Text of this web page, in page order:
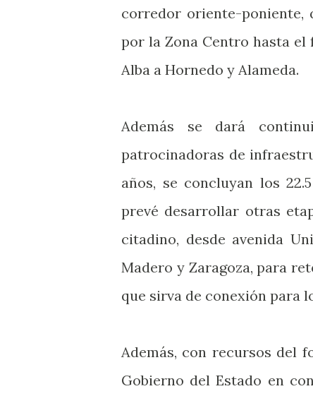
corredor oriente-poniente,
por la Zona Centro hasta
Alba a Hornedo y Alameda.
Además se dará
patrocinadoras de
años, se concluyan los
prevé desarrollar otras
citadino, desde avenida
Madero y Zaragoza, para
que sirva de conexión para
Además, con recursos del
Gobierno del Estado en